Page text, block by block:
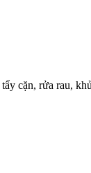
cặn, rửa rau,